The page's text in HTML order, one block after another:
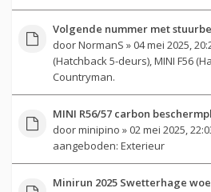
Volgende nummer met
doorNormanS » 04 mei 2025,
(Hatchback 5-deurs), MINI F56
Countryman.
MINI R56/57 carbon
doorminipino » 02 mei 2025,
aangeboden: Exterieur
Minirun 2025 Swetterhage